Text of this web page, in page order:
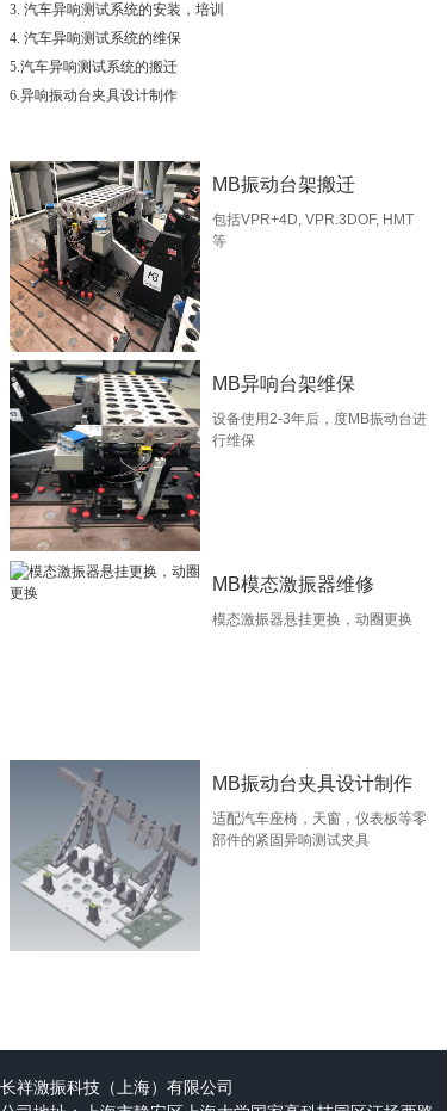
3. 汽车异响测试系统的安装，培训
4. 汽车异响测试系统的维保
5.汽车异响测试系统的搬迁
6.异响振动台夹具设计制作
MB振动台架搬迁
包括VPR+4D, VPR.3DOF, HMT
等
MB异响台架维保
设备使用2-3年后，度MB振动台进
行维保
MB模态激振器维修
模态激振器悬挂更换，动圈更换
MB振动台夹具设计制作
适配汽车座椅，天窗，仪表板等零
部件的紧固异响测试夹具
长祥激振科技（上海）有限公司